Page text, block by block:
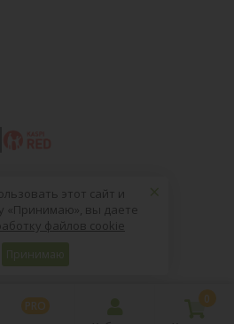
004-09-40
PRO
0
×
этот сайт и
«Принимаю», вы даете
файлов cookie
Принимаю